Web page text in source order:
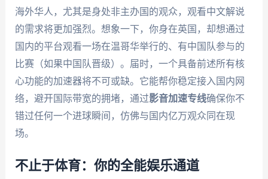
海外华人，尤其是身处非主办国的观众，观看中文解说
的需求将更加强烈。想象一下，你身在英国，却想通过
国内的平台观看一场在温哥华举行的、有中国队参与的
比赛（如果中国队晋级）。届时，一个具备前述所有核
心功能的加速器将不可或缺。它能帮你稳定接入国内网
络，避开国际带宽的拥堵，通过影音加速专线确保你不
错过任何一个进球瞬间，仿佛与国内亿万观众同在现
场。
不止于体育：你的全能娱乐通道